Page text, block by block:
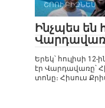
ՇՈՈՒ-ԲԻԶՆԵՍ
Ինչպես են
Երեկ՝ հուլիսի
էր Վարդավառը՝
տոնը։ Հիսուս